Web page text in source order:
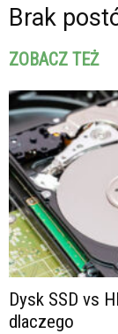
Brak
ZOBACZ TEŻ
Dysk SSD vs
dlaczego